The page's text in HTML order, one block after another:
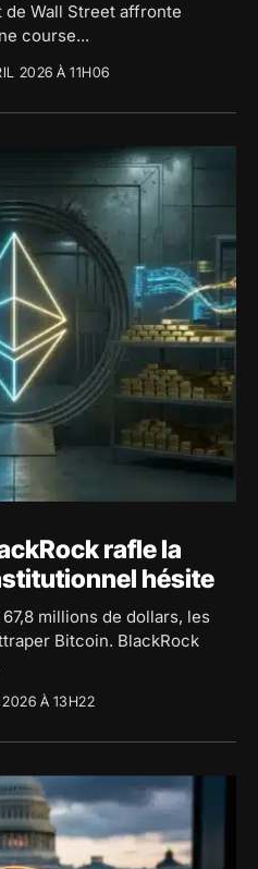
Wall Street affronte
course...
2026 À 11H06
rafle la
hésite
millions de dollars, les
Bitcoin. BlackRock
2026 À 13H22